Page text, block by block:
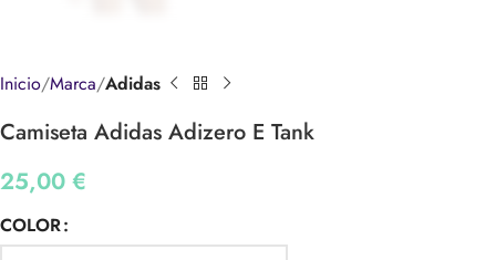
Inicio Marca Adidas
Camiseta Adidas Adizero E Tank
25,00 €
COLOR